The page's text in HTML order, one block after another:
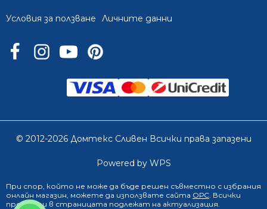
Условия за ползване Личните данни
© 2012-2026 Домтекс Сливен Всички права запазени
Powered by WPS
При спор, който не може да бъде решен съвместно с избрания
онлайн магазин, можете да използвате сайта ОРС. Всички
продукти в страницата подлежат на актуализация.